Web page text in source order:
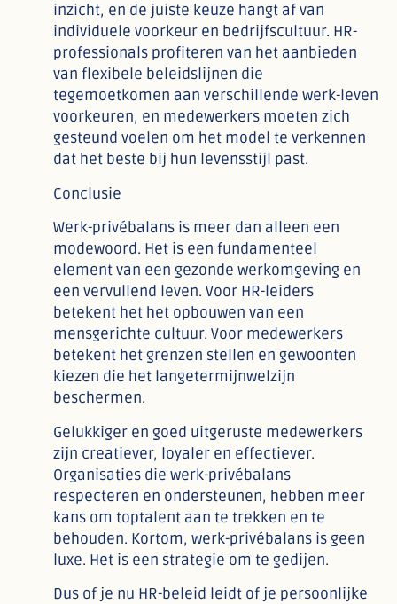
inzicht, en de juiste keuze hangt af van
individuele voorkeur en bedrijfscultuur. HR-
professionals profiteren van het aanbieden
van flexibele beleidslijnen die
tegemoetkomen aan verschillende werk-leven
voorkeuren, en medewerkers moeten zich
gesteund voelen om het model te verkennen
dat het beste bij hun levensstijl past.
Conclusie
Werk-privébalans is meer dan alleen een
modewoord. Het is een fundamenteel
element van een gezonde werkomgeving en
een vervullend leven. Voor HR-leiders
betekent het het opbouwen van een
mensgerichte cultuur. Voor medewerkers
betekent het grenzen stellen en gewoonten
kiezen die het langetermijnwelzijn
beschermen.
Gelukkiger en goed uitgeruste medewerkers
zijn creatiever, loyaler en effectiever.
Organisaties die werk-privébalans
respecteren en ondersteunen, hebben meer
kans om toptalent aan te trekken en te
behouden. Kortom, werk-privébalans is geen
luxe. Het is een strategie om te gedijen.
Dus of je nu HR-beleid leidt of je persoonlijke